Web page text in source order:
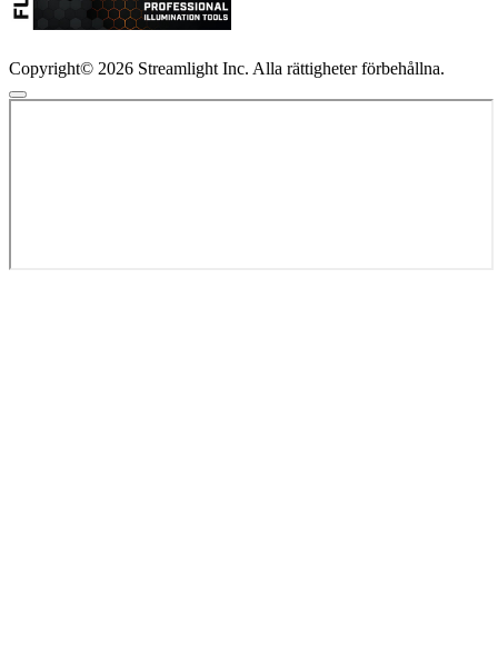
Copyright© 2026 Streamlight Inc. Alla rättigheter förbehållna.